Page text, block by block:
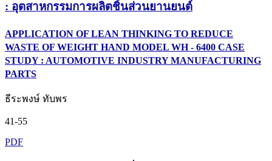
: อุตสาหกรรมการผลิตชิ้นส่วนยานยนต์
APPLICATION OF LEAN THINKING TO REDUCE
WASTE OF WEIGHT HAND MODEL WH - 6400 CASE
STUDY : AUTOMOTIVE INDUSTRY MANUFACTURING
PARTS
ธีระพงษ์ ทับพร
41-55
PDF